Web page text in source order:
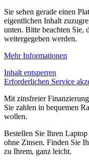
Sie sehen gerade einen
eigentlichen Inhalt
unten. Bitte beachten Sie,
weitergegeben werden.
Mehr Informationen
Inhalt entsperren
Erforderlichen Service
Mit zinsfreier
Sie zahlen in bequemen
wollen.
Bestellen Sie Ihren Laptop
ohne Zinsen. Finden Sie
zu Ihrem, ganz leicht.